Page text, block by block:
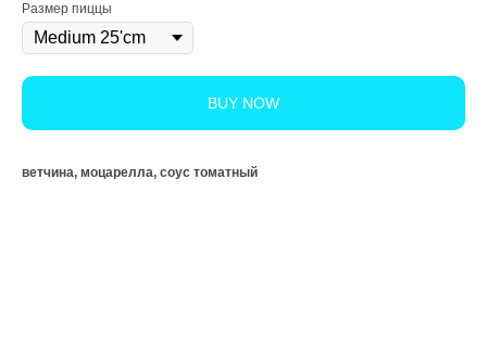
Размер пиццы
BUY NOW
ветчина, моцарелла, соус томатный